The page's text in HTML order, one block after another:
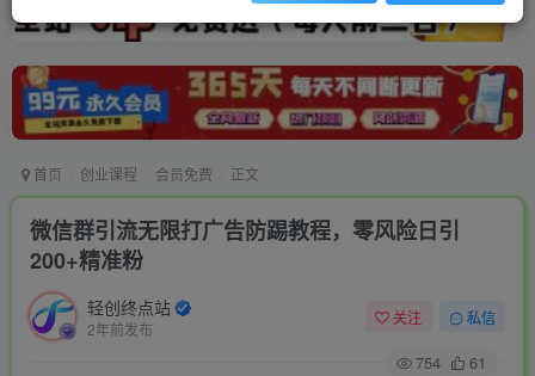
首页 创业课程 会员免费 正文
微信群引流无限打广告防踢教程，零风险日引
200+精准粉
轻创终点站
2年前发布
关注 私信
754 61